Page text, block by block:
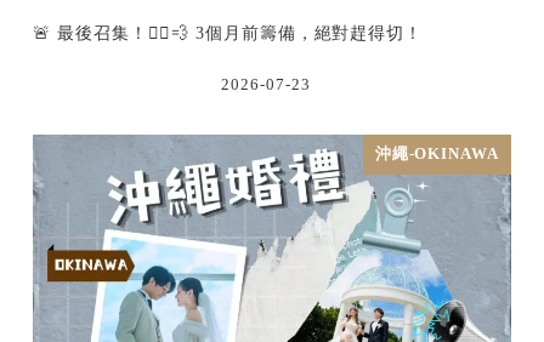
🚨 最後召集！🏃‍♂️💨 3個月前籌備，絕對趕得切！
2026-07-23
沖繩-OKINAWA